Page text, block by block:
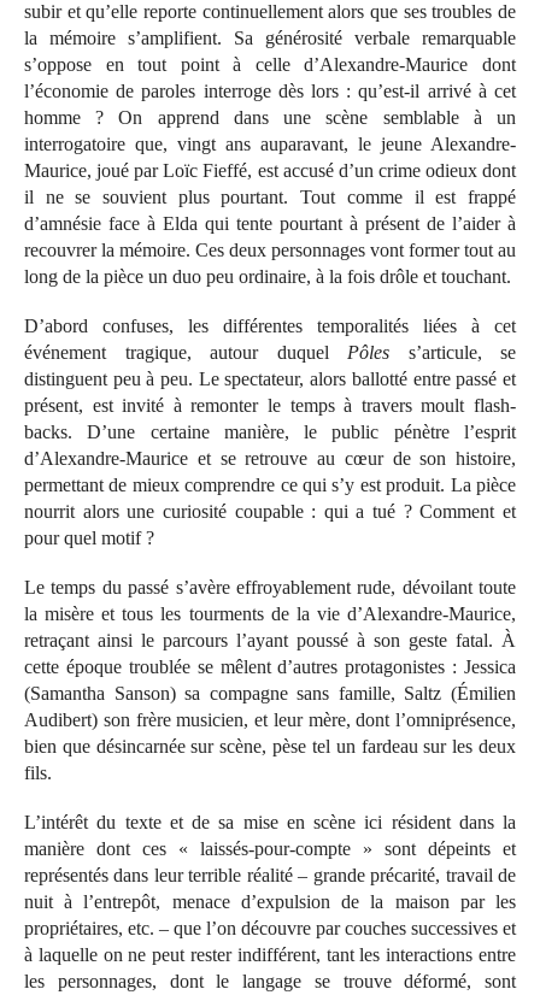
subir et qu’elle reporte continuellement alors que ses troubles de
la mémoire s’amplifient. Sa générosité verbale remarquable
s’oppose en tout point à celle d’Alexandre-Maurice dont
l’économie de paroles interroge dès lors : qu’est-il arrivé à cet
homme ? On apprend dans une scène semblable à un
interrogatoire que, vingt ans auparavant, le jeune Alexandre-
Maurice, joué par Loïc Fieffé, est accusé d’un crime odieux dont
il ne se souvient plus pourtant. Tout comme il est frappé
d’amnésie face à Elda qui tente pourtant à présent de l’aider à
recouvrer la mémoire. Ces deux personnages vont former tout au
long de la pièce un duo peu ordinaire, à la fois drôle et touchant.
D’abord confuses, les différentes temporalités liées à cet
événement tragique, autour duquel Pôles s’articule, se
distinguent peu à peu. Le spectateur, alors ballotté entre passé et
présent, est invité à remonter le temps à travers moult flash-
backs. D’une certaine manière, le public pénètre l’esprit
d’Alexandre-Maurice et se retrouve au cœur de son histoire,
permettant de mieux comprendre ce qui s’y est produit. La pièce
nourrit alors une curiosité coupable : qui a tué ? Comment et
pour quel motif ?
Le temps du passé s’avère effroyablement rude, dévoilant toute
la misère et tous les tourments de la vie d’Alexandre-Maurice,
retraçant ainsi le parcours l’ayant poussé à son geste fatal. À
cette époque troublée se mêlent d’autres protagonistes : Jessica
(Samantha Sanson) sa compagne sans famille, Saltz (Émilien
Audibert) son frère musicien, et leur mère, dont l’omniprésence,
bien que désincarnée sur scène, pèse tel un fardeau sur les deux
fils.
L’intérêt du texte et de sa mise en scène ici résident dans la
manière dont ces « laissés-pour-compte » sont dépeints et
représentés dans leur terrible réalité – grande précarité, travail de
nuit à l’entrepôt, menace d’expulsion de la maison par les
propriétaires, etc. – que l’on découvre par couches successives et
à laquelle on ne peut rester indifférent, tant les interactions entre
les personnages, dont le langage se trouve déformé, sont